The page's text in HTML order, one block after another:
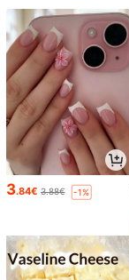
3.84€ 3.88€ -1%